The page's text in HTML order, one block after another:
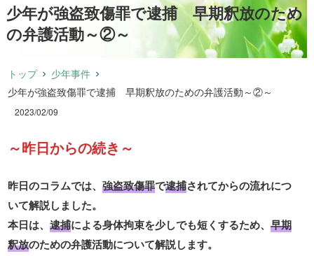
少年が強盗致傷罪で逮捕 早期釈放のため
の弁護活動～②～
トップ
少年事件
少年が強盗致傷罪で逮捕 早期釈放のための弁護活動～②～
2023/02/09
～昨日からの続き～
昨日のコラムでは、強盗致傷罪で逮捕されてからの流れにつ
いて解説しました。
本日は、逮捕による身体拘束を少しでも短くするため、早期
釈放のための弁護活動について解説します。